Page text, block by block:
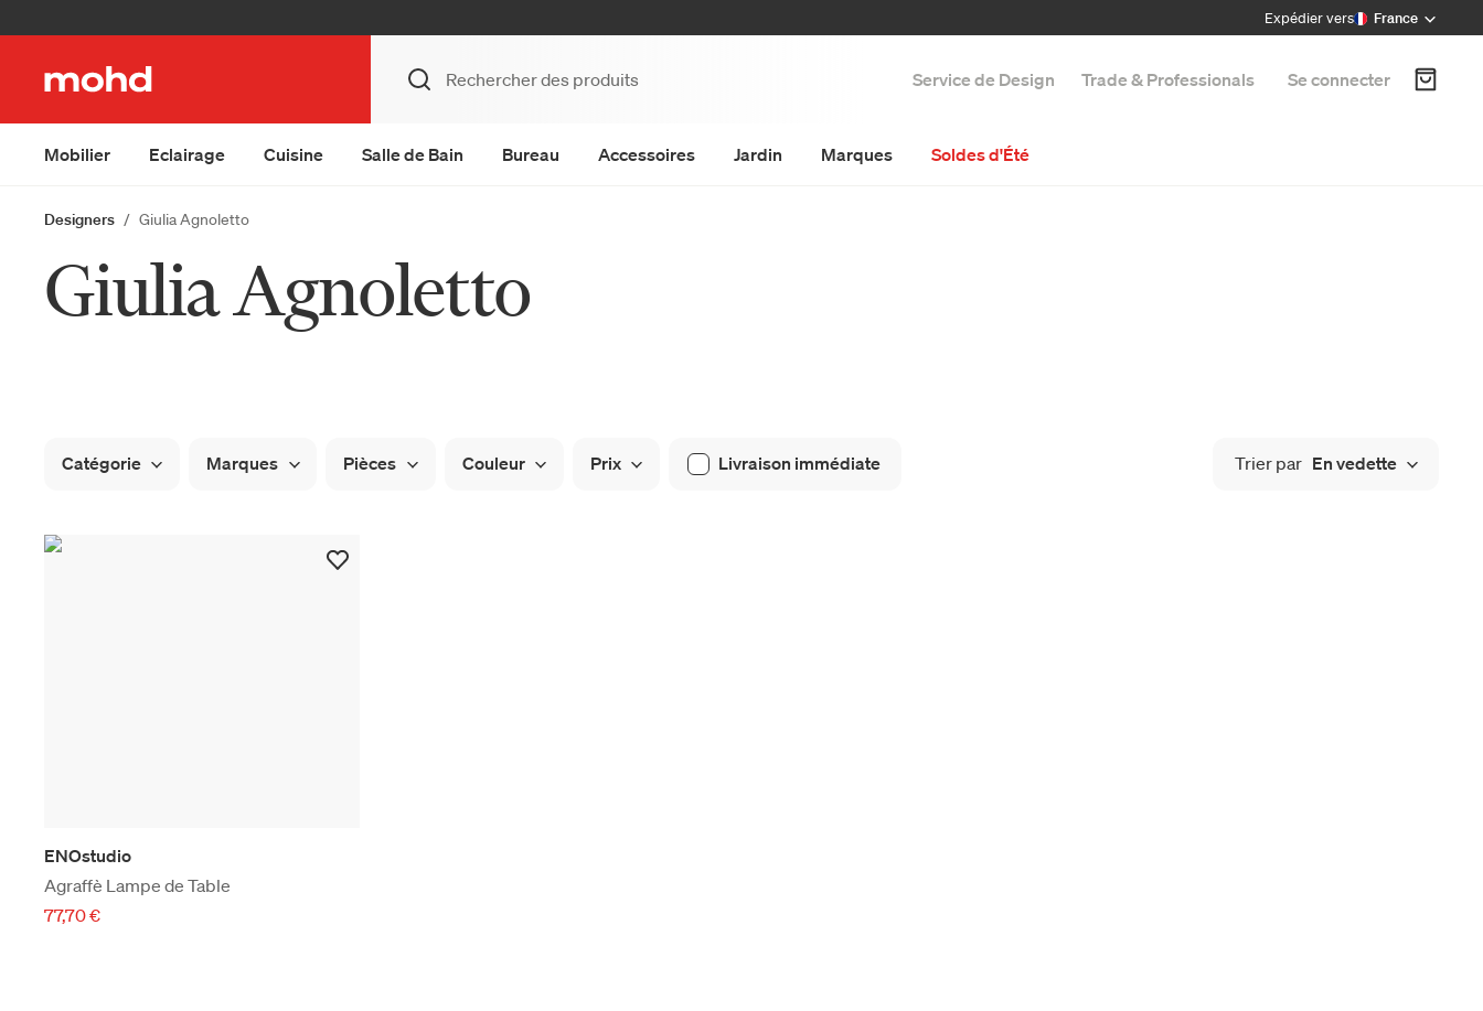
Expédier vers France
Service de Design Trade & Professionals Se connecter
Mobilier Eclairage Cuisine Salle de Bain Bureau Accessoires Jardin Marques Soldes d'Été
Designers Giulia Agnoletto
Giulia Agnoletto
Catégorie Marques Pièces Couleur Prix Livraison immédiate Trier par En vedette
ENOstudio
Agraffè Lampe de Table
77,70 €